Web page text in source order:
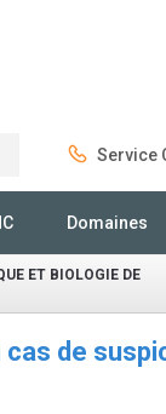
Service
Domaines
ET BIOLOGIE DE
de